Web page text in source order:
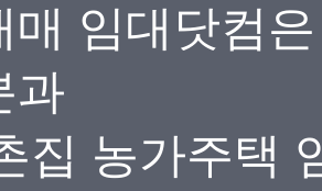
매 임대닷컴
과
집 농가주택